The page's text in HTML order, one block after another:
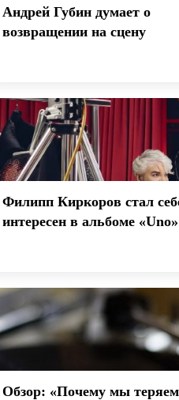
Андрей Губин думает о
возвращении на сцену
Филипп Киркоров стал
интересен в альбоме «Uno»
Обзор: «Почему мы теряем